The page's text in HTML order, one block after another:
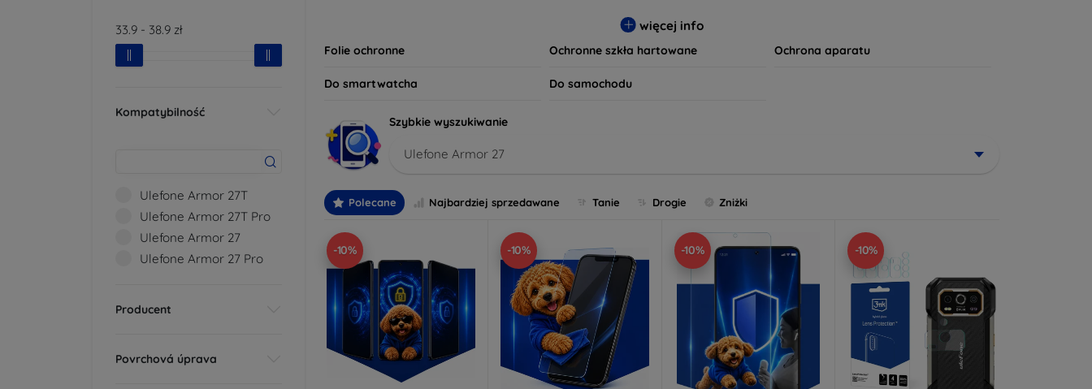
33.9 - 38.9 zł
Kompatybilność
Ulefone Armor 27T
Ulefone Armor 27T Pro
Ulefone Armor 27
Ulefone Armor 27 Pro
Producent
Povrchová úprava
dziś i wybierz idealną ochronę, która spełni Twoje oczekiwania oraz zapewni mu długotrwałą żywotność. Twój komfort i
więcej info
Folie ochronne Ochronne szkła hartowane Ochrona aparatu
Do smartwatcha Do samochodu
Szybkie wyszukiwanie
Ulefone Armor 27
Polecane Najbardziej sprzedawane Tanie Drogie Zniżki
-10% -10% -10% -10%